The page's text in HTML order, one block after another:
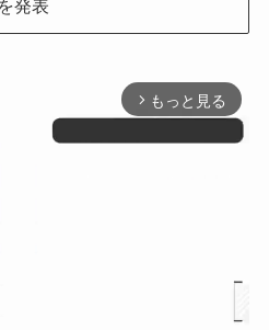
arrow_forward_ios もっと見る